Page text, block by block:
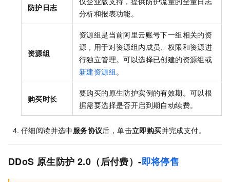
防护日志
分析和报表功能。
资源组
资源组是当前阿里云账号下一组相关的资
源，用于对资源组内成员、权限和资源进
行独立管理。可以选择已创建的资源组或
新建资源组。
购买时长
要购买的原生防护实例的有效期。可以根
据需要选择是否开启到期自动续费。
仔细阅读并选中服务协议后，单击立即购买并完成支付。
DDoS 原生防护 2.0（后付费）-即将停售